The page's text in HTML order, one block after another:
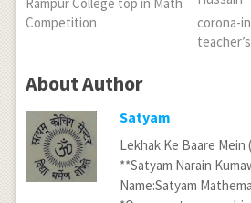
Competition
corona-
About Author
Satyam
Lekhak Ke Baare
**Satyam Narain
Name:Satyam